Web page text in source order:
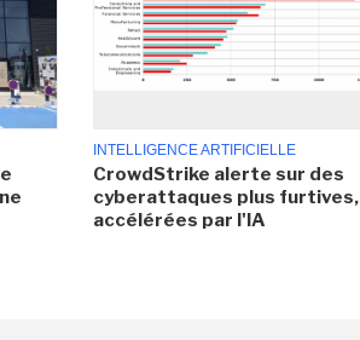
INTELLIGENCE ARTIFICIELLE
CrowdStrike alerte sur des
cyberattaques plus furtives,
accélérées par l'IA